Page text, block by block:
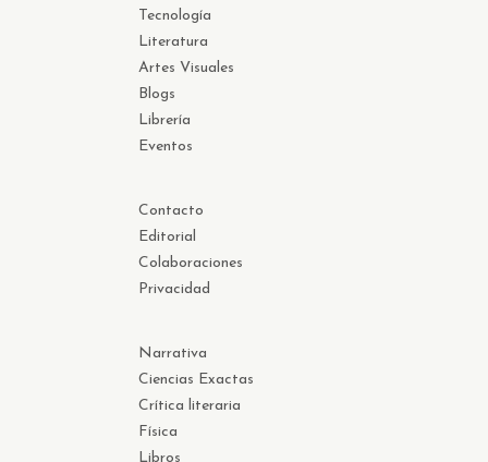
Tecnología
Literatura
Artes Visuales
Blogs
Librería
Eventos
Contacto
Editorial
Colaboraciones
Privacidad
Narrativa
Ciencias Exactas
Crítica literaria
Física
Libros